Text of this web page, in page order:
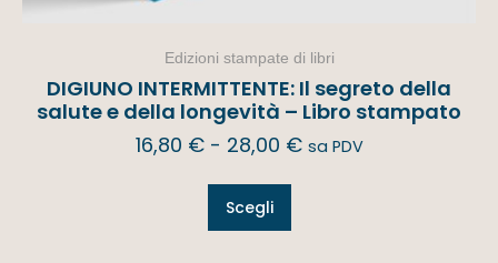
Edizioni stampate di libri
DIGIUNO INTERMITTENTE: Il segreto della
salute e della longevità – Libro stampato
16,80 € - 28,00 € sa PDV
Scegli